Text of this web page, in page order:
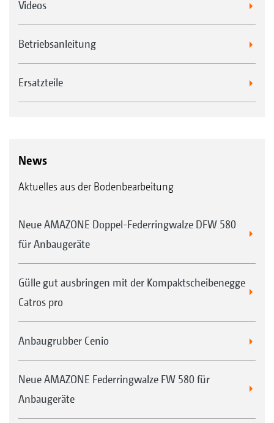
Videos
Betriebsanleitung
Ersatzteile
News
Aktuelles aus der Bodenbearbeitung
Neue AMAZONE Doppel-Federringwalze DFW 580
für Anbaugeräte
Gülle gut ausbringen mit der Kompaktscheibenegge
Catros pro
Anbaugrubber Cenio
Neue AMAZONE Federringwalze FW 580 für
Anbaugeräte